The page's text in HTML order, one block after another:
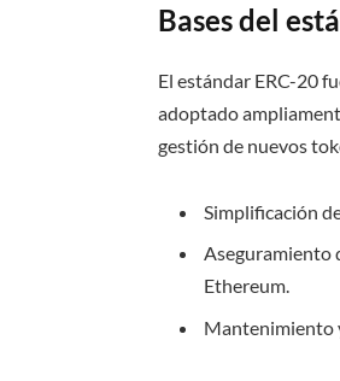
Bases del
El estándar ERC-20
adoptado
gestión de nuevos
Simplificación
Aseguramiento
Ethereum.
Mantenimiento